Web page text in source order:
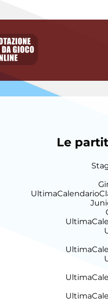
Le
UltimaCalendario
Ultima
Ultima
Ultima
Ultima